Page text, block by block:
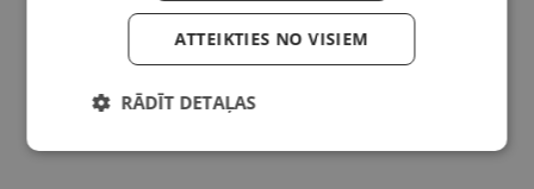
ATTEIKTIES NO VISIEM
RĀDĪT DETAĻAS